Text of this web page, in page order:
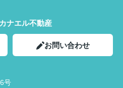
ナエル不動産
お問い合わせ
号